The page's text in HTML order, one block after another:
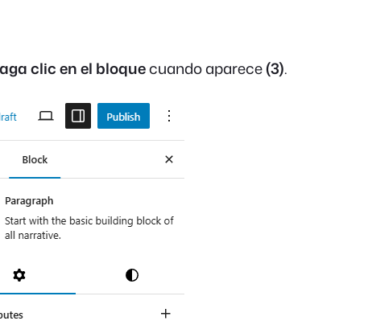
clic en el bloquecuando aparece(3).